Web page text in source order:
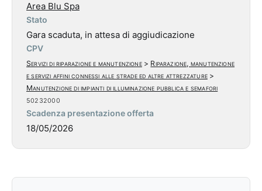
Area Blu Spa
Stato
Gara scaduta, in attesa di aggiudicazione
CPV
Servizi di riparazione e manutenzione> Riparazione, manutenzione
e servizi affini connessi alle strade ed altre attrezzature>
Manutenzione di impianti di illuminazione pubblica e semafori
50232000
Scadenza presentazione offerta
18/05/2026